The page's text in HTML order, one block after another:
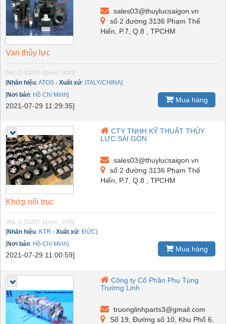
sales03@thuylucsaigon.vn
số 2 đường 3136 Phạm Thế
Hiển, P.7, Q.8 , TPCHM
Van thủy lực
[Mã: G-53282-2][xem: 1620]
[Nhãn hiệu:ATOS - Xuất xứ: ITALY/CHINA]
[Nơi bán: Hồ Chí Minh]
2021-07-29 11:29:35]
Mua hàng
CTY TNHH KỸ THUẬT THỦY
LỰC SÀI GÒN
sales03@thuylucsaigon.vn
số 2 đường 3136 Phạm Thế
Hiển, P.7, Q.8 , TPCHM
Khớp nối trục
[Mã: G-53282-1][xem: 2398]
[Nhãn hiệu: KTR - Xuất xứ: ĐỨC]
[Nơi bán: Hồ Chí Minh]
2021-07-29 11:00:59]
Mua hàng
Công ty Cổ Phần Phụ Tùng
Trường Linh
truonglinhparts3@gmail.com
Số 19, Đường số 10, Khu Phố 6,